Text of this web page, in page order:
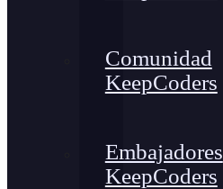
Comunidad
KeepCoders
Embajadores
KeepCoders